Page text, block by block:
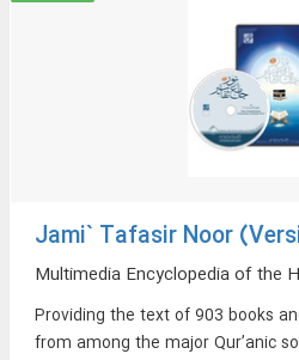
Jami` Tafasir Noor
Multimedia Encyclopedia of the
Providing the text of 903 books
from among the major Qur’anic